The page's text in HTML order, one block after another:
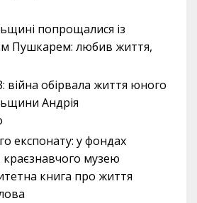
попрощалися із
Пушкарем: любив життя,
війна обірвала життя юного
Андрія
експонату: у фондах
краєзнавчого музею
книга про життя